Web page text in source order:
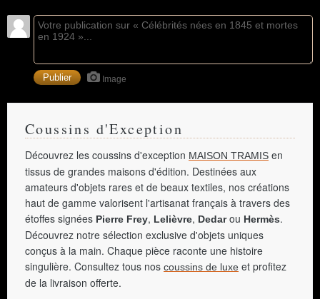
Image
Coussins d'Exception
Découvrez les coussins d'exception MAISON TRAMIS en
tissus de grandes maisons d'édition. Destinées aux
amateurs d'objets rares et de beaux textiles, nos créations
haut de gamme valorisent l'artisanat français à travers des
étoffes signées Pierre Frey, Lelièvre, Dedarou Hermès.
Découvrez notre sélection exclusive d'objets uniques
conçus à la main. Chaque pièce raconte une histoire
singulière. Consultez tous nos coussins de luxe et profitez
de la livraison offerte.